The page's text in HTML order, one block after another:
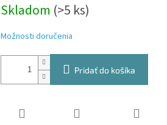
cena:
Skladom (>5 ks)
Možnosti doručenia
Pridať do košíka